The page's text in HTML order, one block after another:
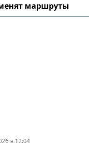
маршруты
в 12:04